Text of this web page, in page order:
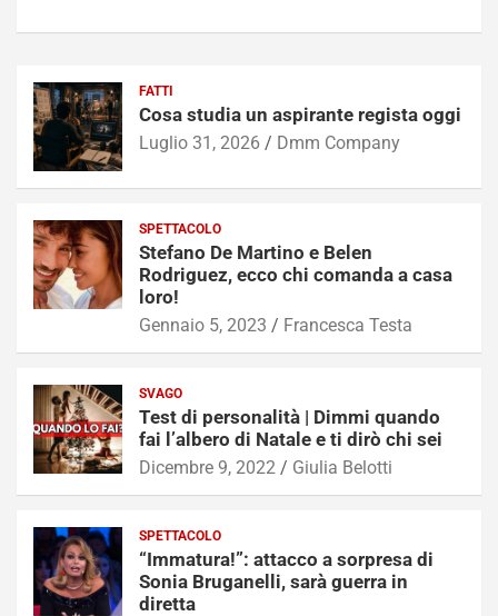
FATTI
Cosa studia un aspirante regista oggi
Luglio 31, 2026 Dmm Company
SPETTACOLO
Stefano De Martino e Belen
Rodriguez, ecco chi comanda a casa
loro!
Gennaio 5, 2023 Francesca Testa
SVAGO
Test di personalità | Dimmi quando
fai l’albero di Natale e ti dirò chi sei
Dicembre 9, 2022 Giulia Belotti
SPETTACOLO
“Immatura!”: attacco a sorpresa di
Sonia Bruganelli, sarà guerra in
diretta